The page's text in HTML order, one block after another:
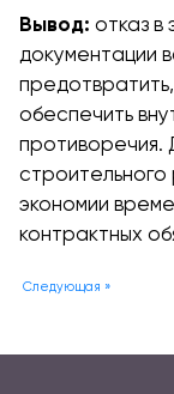
Вывод: отказ в
документации
обеспечить
противоречия.
экономии
контрактных
Следующая »